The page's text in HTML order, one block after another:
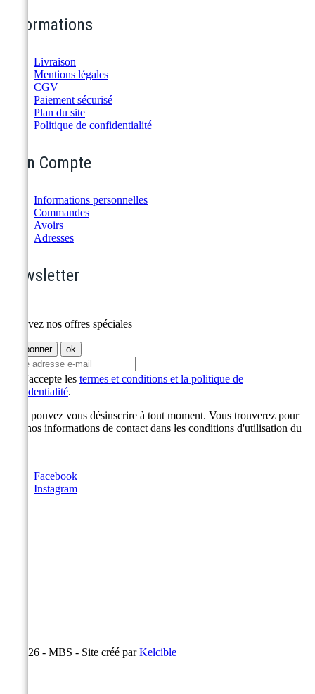
Informations
Livraison
Mentions légales
CGV
Paiement sécurisé
Plan du site
Politique de confidentialité
Mon Compte
Informations personnelles
Commandes
Avoirs
Adresses
Newsletter
Recevez nos offres spéciales
J'accepte les termes et conditions et la politique de
confidentialité.
Vous pouvez vous désinscrire à tout moment. Vous trouverez pour
cela nos informations de contact dans les conditions d'utilisation du
Facebook
Instagram
© 2026 - MBS - Site créé parKelcible